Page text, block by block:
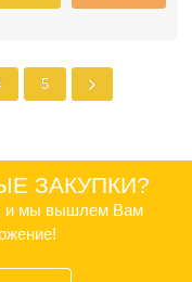
5
ЗАКУПКИ?
и мы вышлем Вам